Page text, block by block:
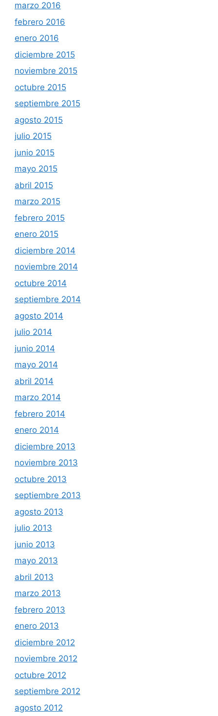
marzo 2016
febrero 2016
enero 2016
diciembre 2015
noviembre 2015
octubre 2015
septiembre 2015
agosto 2015
julio 2015
junio 2015
mayo 2015
abril 2015
marzo 2015
febrero 2015
enero 2015
diciembre 2014
noviembre 2014
octubre 2014
septiembre 2014
agosto 2014
julio 2014
junio 2014
mayo 2014
abril 2014
marzo 2014
febrero 2014
enero 2014
diciembre 2013
noviembre 2013
octubre 2013
septiembre 2013
agosto 2013
julio 2013
junio 2013
mayo 2013
abril 2013
marzo 2013
febrero 2013
enero 2013
diciembre 2012
noviembre 2012
octubre 2012
septiembre 2012
agosto 2012